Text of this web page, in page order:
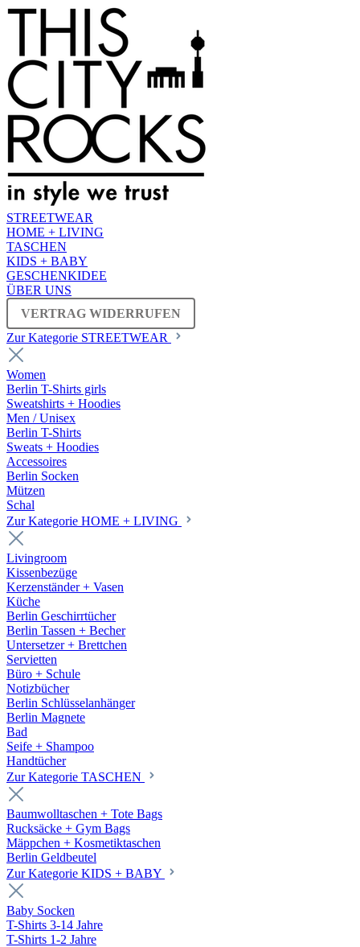
STREETWEAR
HOME + LIVING
TASCHEN
KIDS + BABY
GESCHENKIDEE
ÜBER UNS
VERTRAG WIDERRUFEN
Zur Kategorie STREETWEAR
Women
Berlin T-Shirts girls
Sweatshirts + Hoodies
Men / Unisex
Berlin T-Shirts
Sweats + Hoodies
Accessoires
Berlin Socken
Mützen
Schal
Zur Kategorie HOME + LIVING
Livingroom
Kissenbezüge
Kerzenständer + Vasen
Küche
Berlin Geschirrtücher
Berlin Tassen + Becher
Untersetzer + Brettchen
Servietten
Büro + Schule
Notizbücher
Berlin Schlüsselanhänger
Berlin Magnete
Bad
Seife + Shampoo
Handtücher
Zur Kategorie TASCHEN
Baumwolltaschen + Tote Bags
Rucksäcke + Gym Bags
Mäppchen + Kosmetiktaschen
Berlin Geldbeutel
Zur Kategorie KIDS + BABY
Baby Socken
T-Shirts 3-14 Jahre
T-Shirts 1-2 Jahre